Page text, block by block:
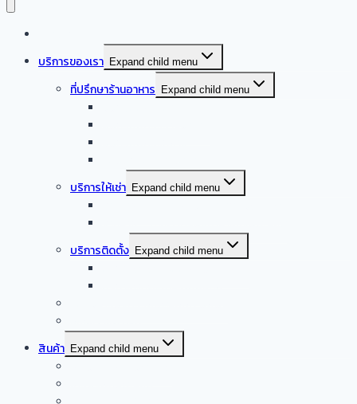
บริการของเรา Expand child menu
ที่ปรึกษาร้านอาหาร Expand child menu
บริการให้เช่า Expand child menu
บริการติดตั้ง Expand child menu
สินค้า Expand child menu